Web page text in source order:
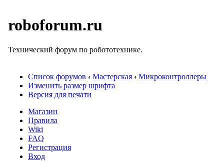
roboforum.ru
Технический форум по робототехнике.
Список форумов ‹ Мастерская ‹ Микроконтроллеры
Изменить размер шрифта
Версия для печати
Магазин
Правила
Wiki
FAQ
Регистрация
Вход